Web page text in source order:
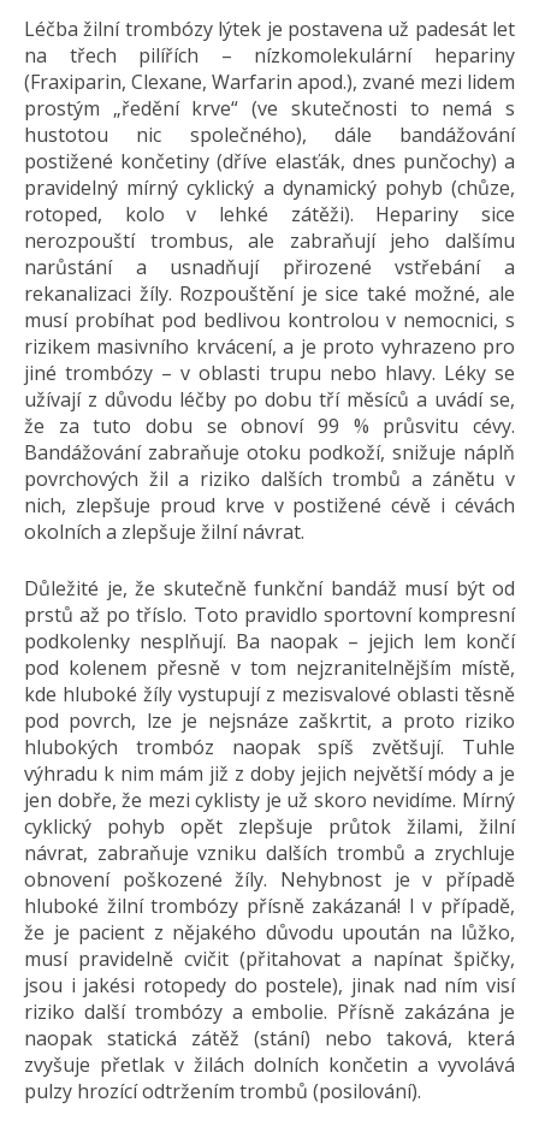
Léčba žilní trombózy lýtek je postavena už padesát let
na třech pilířích – nízkomolekulární hepariny
(Fraxiparin, Clexane, Warfarin apod.), zvané mezi lidem
prostým „ředění krve“ (ve skutečnosti to nemá s
hustotou nic společného), dále bandážování
postižené končetiny (dříve elasťák, dnes punčochy) a
pravidelný mírný cyklický a dynamický pohyb (chůze,
rotoped, kolo v lehké zátěži). Hepariny sice
nerozpouští trombus, ale zabraňují jeho dalšímu
narůstání a usnadňují přirozené vstřebání a
rekanalizaci žíly. Rozpouštění je sice také možné, ale
musí probíhat pod bedlivou kontrolou v nemocnici, s
rizikem masivního krvácení, a je proto vyhrazeno pro
jiné trombózy – v oblasti trupu nebo hlavy. Léky se
užívají z důvodu léčby po dobu tří měsíců a uvádí se,
že za tuto dobu se obnoví 99 % průsvitu cévy.
Bandážování zabraňuje otoku podkoží, snižuje náplň
povrchových žil a riziko dalších trombů a zánětu v
nich, zlepšuje proud krve v postižené cévě i cévách
okolních a zlepšuje žilní návrat.
Důležité je, že skutečně funkční bandáž musí být od
prstů až po tříslo. Toto pravidlo sportovní kompresní
podkolenky nesplňují. Ba naopak – jejich lem končí
pod kolenem přesně v tom nejzranitelnějším místě,
kde hluboké žíly vystupují z mezisvalové oblasti těsně
pod povrch, lze je nejsnáze zaškrtit, a proto riziko
hlubokých trombóz naopak spíš zvětšují. Tuhle
výhradu k nim mám již z doby jejich největší módy a je
jen dobře, že mezi cyklisty je už skoro nevidíme. Mírný
cyklický pohyb opět zlepšuje průtok žilami, žilní
návrat, zabraňuje vzniku dalších trombů a zrychluje
obnovení poškozené žíly. Nehybnost je v případě
hluboké žilní trombózy přísně zakázaná! I v případě,
že je pacient z nějakého důvodu upoután na lůžko,
musí pravidelně cvičit (přitahovat a napínat špičky,
jsou i jakési rotopedy do postele), jinak nad ním visí
riziko další trombózy a embolie. Přísně zakázána je
naopak statická zátěž (stání) nebo taková, která
zvyšuje přetlak v žilách dolních končetin a vyvolává
pulzy hrozící odtržením trombů (posilování).